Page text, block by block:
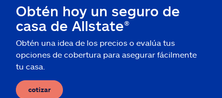
Asistencia y apoyo
Buscar agente
Explore Allstate
Obtén hoy un seguro de
casa de Allstate®
Obtén una idea de los precios o evalúa tus
opciones de cobertura para asegurar fácilmente
tu casa.
cotizar